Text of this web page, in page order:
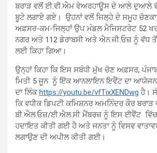
ਬਰਾੜ ਵਲੋਂ ਈ.ਵੀ.ਐਮ ਵੇਅਰਹਾਊਸ ਦੇ ਆਲੇ ਦੁਆਲੇ
ਬੂਟੇ ਲਗਾਏ ਗਏ। ਉਹਨਾਂ ਵਲੋਂ ਜਿਲ੍ਹੇ ਦੇ ਸਮੂਹ
ਅਫ਼ਸਰ-ਕਮ-ਜਿਲ੍ਹਾਂ ਉਪ ਮੰਡਲ ਮੈਜਿਸਟਰੇਟ 52
ਨਗਰ ਅਤੇ 112 ਡੇਰਾਬਸੀ ਅਤੇ ਐਨ.ਜੀ.ਓਜ਼ ਨੂੰ ਵੱਧ
ਲਈ ਕਿਹਾ ਗਿਆ।
ਉਨ੍ਹਾਂ ਕਿਹਾ ਕਿ ਇਸ ਸਬੰਧੀ ਮੁੱਖ ਚੋਣ ਅਫ਼ਸਰ,
ਮਿਤੀ 5 ਜੂਨ ਨੂੰ ਇੱਕ ਆਨਲਾਇਨ ਇਵੈਂਟ ਦਾ ਆਯੋਜਨ
ਦਾ ਲਿੰਕhttps://youtu.be/vfTixXENDwg ਹੈ।
ਕਿ ਵਧੀਕ ਡਿਪਟੀ ਕਮਿਸ਼ਨਰ ਅਮਨਿੰਦਰ ਕੌਰ
ਬੀ.ਐਲ.ਓਜ਼/ਈ.ਐਲ.ਸੀ ਮੈਂਬਰਜ਼ ਨੂੰ ਇਸ ਈਵੈਂਟ
ਹਦਾਇਤ ਕੀਤੀ ਗਈ ਹੈ ਅਤੇ ਜਨਤਾ ਨੂੰ ਵਿਸਵ
ਲਗਾਉਣ ਦੀ ਅਪੀਲ ਕੀਤੀ ਗਈ।